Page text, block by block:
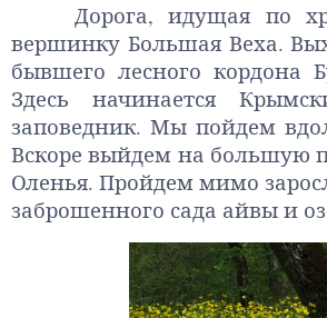
Дорога, идущая по
вершинку Большая Веха.
бывшего лесного кордона
Здесь начинается
заповедник. Мы пойдем
Вскоре выйдем на большую
Оленья. Пройдем мимо
заброшенного сада айвы и